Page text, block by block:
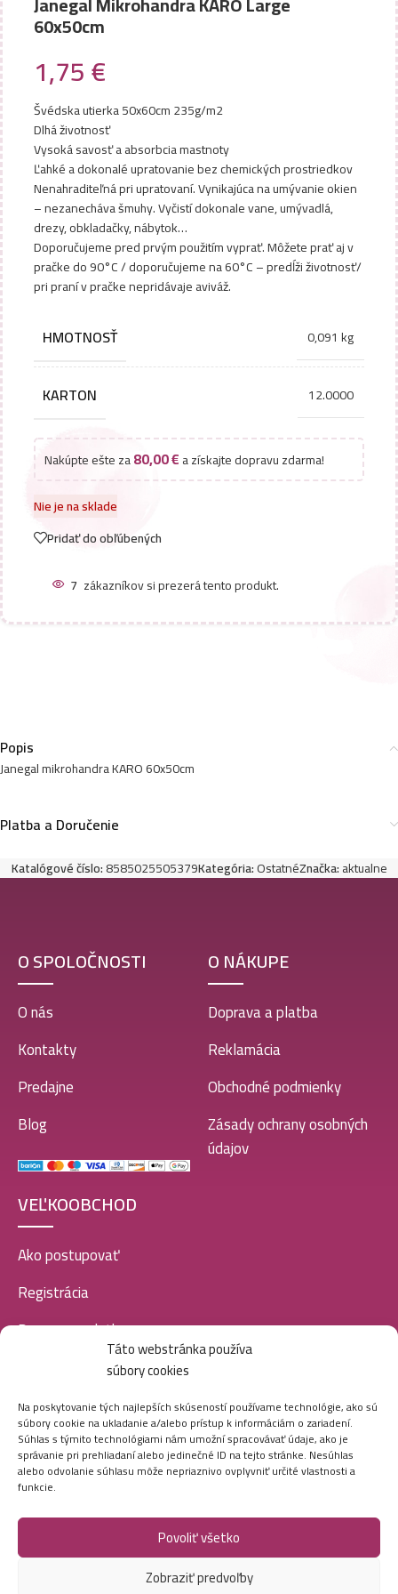
Táto webstránka používa
súbory cookies
Na poskytovanie tých najlepších skúseností používame technológie, ako sú
súbory cookie na ukladanie a/alebo prístup k informáciám o zariadení.
Súhlas s týmito technológiami nám umožní spracovávať údaje, ako je
správanie pri prehliadaní alebo jedinečné ID na tejto stránke. Nesúhlas
alebo odvolanie súhlasu môže nepriaznivo ovplyvniť určité vlastnosti a
funkcie.
Povoliť všetko
Zobraziť predvoľby
60x50cm
1,75€
Švédska utierka 50x60cm 235g/m2
Dlhá životnosť
Vysoká savosť a absorbcia mastnoty
Ľahké a dokonalé upratovanie bez chemických prostriedkov
Nenahraditeľná pri upratovaní. Vynikajúca na umývanie okien
– nezanecháva šmuhy. Vyčistí dokonale vane, umývadlá,
drezy, obkladačky, nábytok…
Doporučujeme pred prvým použitím vyprať. Môžete prať aj v
pračke do 90°C / doporučujeme na 60°C – predĺži životnosť/
pri praní v pračke nepridávaje aviváž.
HMOTNOSŤ 0,091 kg
KARTON 12.0000
Nakúpte ešte za80,00€a získajte dopravu zdarma!
Nie je na sklade
Pridať do obľúbených
7 zákazníkov si prezerá tento produkt.
Popis
Janegal mikrohandra KARO 60x50cm
Platba a Doručenie
Katalógové číslo:8585025505379Kategória:OstatnéZnačka:aktualne
O SPOLOČNOSTI
O nás
Kontakty
Predajne
Blog
O NÁKUPE
Doprava a platba
Reklamácia
Obchodné podmienky
Zásady ochrany osobných
údajov
VEĽKOOBCHOD
Ako postupovať
Registrácia
Doprava a platba
SOCIÁLNE SIETE
Marei.sk - Všetky práva vyhradené - 2026
Vytvorila digitálna agentúraAmetica.